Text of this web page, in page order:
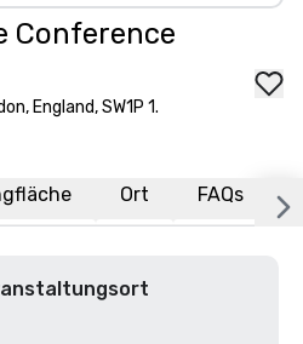
Conference
England, SW1P 1.
Ort FAQs